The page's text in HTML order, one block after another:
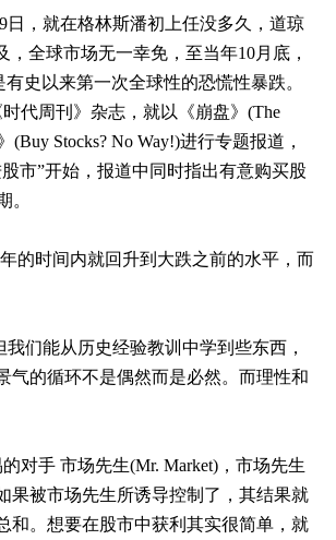
日
，就在格林斯潘初上任没多久，道琼
，全球市场无一幸免，至当年10月底，
有史以来第一次全球性的恐慌性暴跌。
代周刊》杂志，就以《崩盘》 (The
(Buy Stocks? No Way!)进行专题报道，
市”开始，报道中同时指出有意购买股
。
的时间内就回升到大跌之前的水平，而
们能从历史经验教训中学到些东西，
气的循环不是偶然而是必然。而理性和
对手 市场先生(Mr. Market) ，市场先生
果被市场先生所诱导控制了，其结果就
和。想要在股市中获利其实很简单，就